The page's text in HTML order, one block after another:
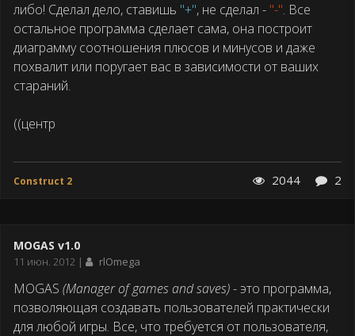
либо! Сделал дело, ставишь "+", не сделал - "-". Все
остальное программа сделает сама, она построит
диаграмму соотношения плюсов и минусов и даже
похвалит или поругает вас в зависимости от ваших
стараний.
((центр
Construct 2 2044 2
MOGAS v1.0
Дата
11 июн. 2012 rlOmega
MOGAS (Manager of games and saves)- это программа,
позволяющая создавать пользователей практически
для любой игры. Все, что требуется от пользователя,